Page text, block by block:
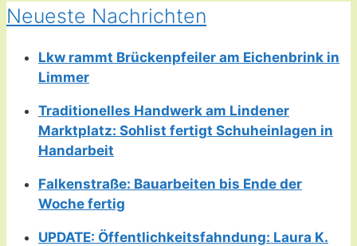
Neueste Nachrichten
Lkw rammt Brückenpfeiler am Eichenbrink in
Limmer
Traditionelles Handwerk am Lindener
Marktplatz: Sohlist fertigt Schuheinlagen in
Handarbeit
Falkenstraße: Bauarbeiten bis Ende der
Woche fertig
UPDATE: Öffentlichkeitsfahndung: Laura K.